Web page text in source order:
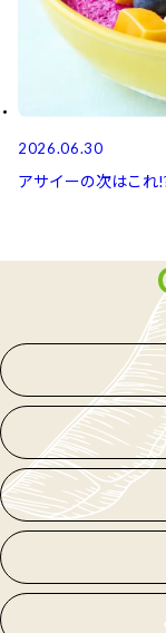
2026.06.30
アサイーの次はこれ